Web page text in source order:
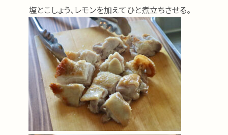
塩とこしょう、レモンを加えてひと煮立ちさせる。